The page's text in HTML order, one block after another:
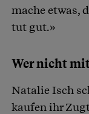
mache etwas,
tut gut.»
Wer nicht
Natalie Isch
kaufen ihr